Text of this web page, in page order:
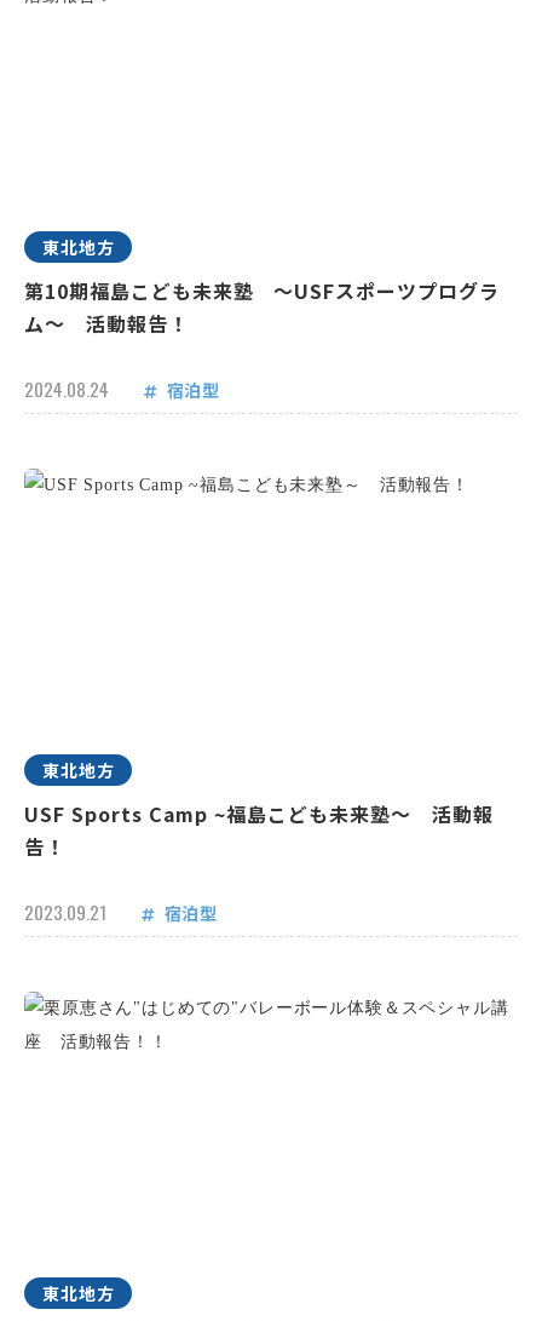
東北地方
第10期福島こども未来塾 ～USFスポーツプログラ
ム～ 活動報告！
2024.08.24 宿泊型
東北地方
USF Sports Camp ~福島こども未来塾～ 活動報
告！
2023.09.21 宿泊型
東北地方